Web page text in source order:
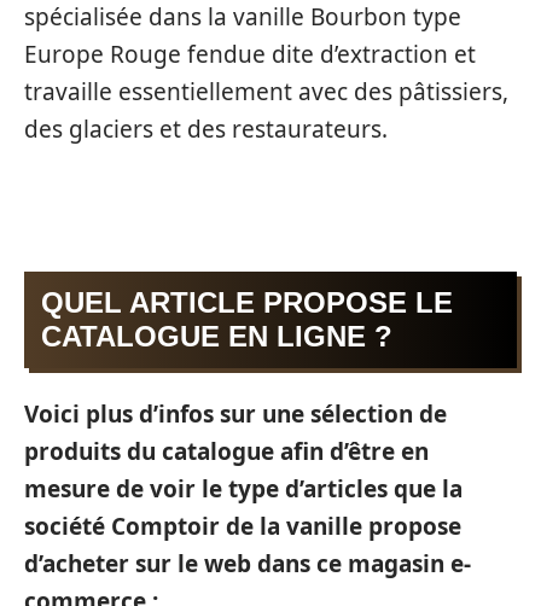
spécialisée dans la vanille Bourbon type
Europe Rouge fendue dite d’extraction et
travaille essentiellement avec des pâtissiers,
des glaciers et des restaurateurs.
QUEL ARTICLE PROPOSE LE
CATALOGUE EN LIGNE ?
Voici plus d’infos sur une sélection de
produits du catalogue afin d’être en
mesure de voir le type d’articles que la
société Comptoir de la vanille propose
d’acheter sur le web dans ce magasin e-